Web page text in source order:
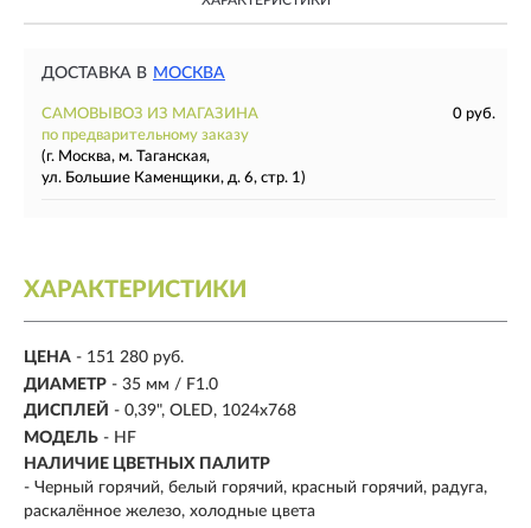
ДОСТАВКА В МОСКВА
САМОВЫВОЗ ИЗ МАГАЗИНА
0 руб.
по предварительному заказу
(г. Москва, м. Таганская,
ул. Большие Каменщики, д. 6, стр. 1)
ХАРАКТЕРИСТИКИ
ЦЕНА - 151 280 руб.
ДИАМЕТР - 35 мм / F1.0
ДИСПЛЕЙ - 0,39", OLED, 1024х768
МОДЕЛЬ - HF
НАЛИЧИЕ ЦВЕТНЫХ ПАЛИТР
- Черный горячий, белый горячий, красный горячий, радуга,
раскалённое железо, холодные цвета